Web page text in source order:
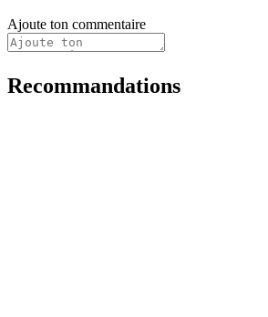
Ajoute ton commentaire
Recommandations